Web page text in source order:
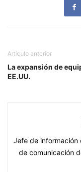
Artículo anterior
La expansión de
EE.UU.
Jefe de información
de comunicación